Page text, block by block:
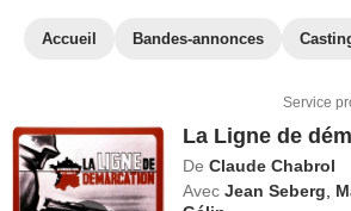
Accueil Bandes-annonces
Service
La Ligne de
De Claude Chabrol
Avec Jean Seberg